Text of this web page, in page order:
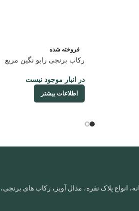
فروخته شده
رکاب برنجی رابو نگین مربع
در انبار موجود نیست
اطلاعات بیشتر
انواع پلاک نقره، مدال آویز، رکاب های